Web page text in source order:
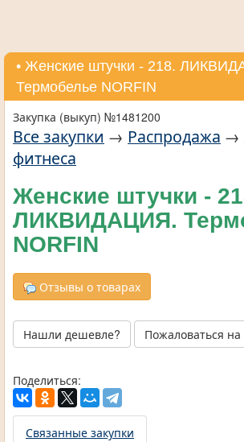
• Женские штучки - 218.
Термобелье NORFIN
Закупка (выкуп) №1481200
Все закупки → Распродажа →
фитнеса
Женские штучки -
ЛИКВИДАЦИЯ.
NORFIN
Отзывы о товарах
Нашли дешевле? Пожаловаться
Поделиться:
Связанные закупки